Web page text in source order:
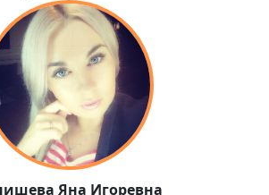
Яна Игоревна